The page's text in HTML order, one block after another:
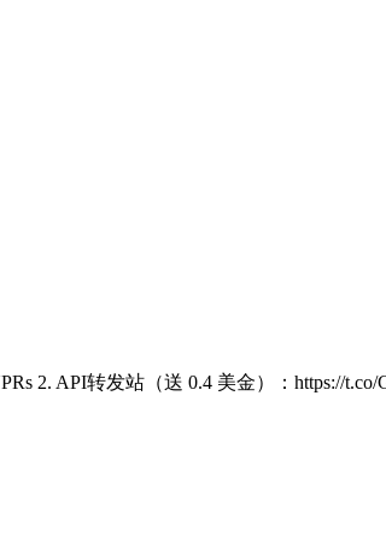
2. API转发站（送 0.4 美金）：https://t.co/